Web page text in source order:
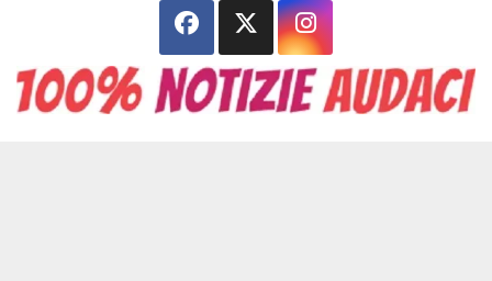
contenuto